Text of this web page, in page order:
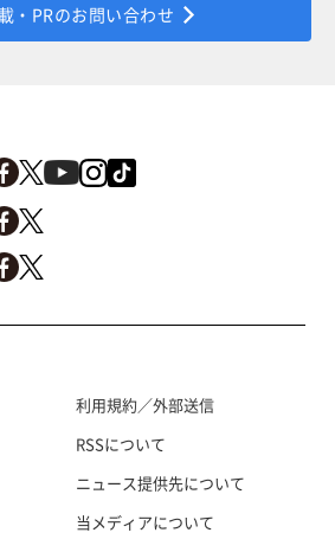
・PRのお問い合わせ
利用規約／外部送信
RSSについて
ニュース提供先について
当メディアについて